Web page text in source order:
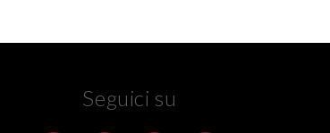
Seguici su